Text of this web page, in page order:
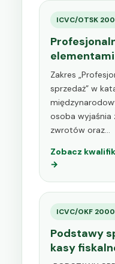
ICVC/OTSK
Zakres
sprzedaż” w
osoba wyjaśnia
zwrotów oraz…
Zobacz
→
ICVC/OKF
Podstawy
kasy